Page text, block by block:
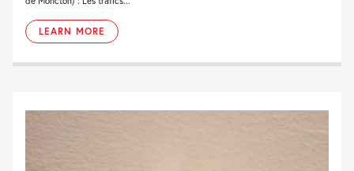
LEARN MORE